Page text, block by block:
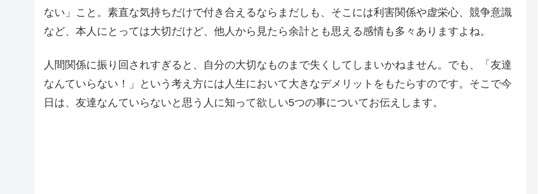
ない」こと。素直な気持ちだけで付き合えるならまだしも、そこには利害関係や虚栄心、競争意識
など、本人にとっては大切だけど、他人から見たら余計とも思える感情も多々ありますよね。
人間関係に振り回されすぎると、自分の大切なものまで失くしてしまいかねません。でも、「友達
なんていらない！」という考え方には人生において大きなデメリットをもたらすのです。そこで今
日は、友達なんていらないと思う人に知って欲しい5つの事についてお伝えします。